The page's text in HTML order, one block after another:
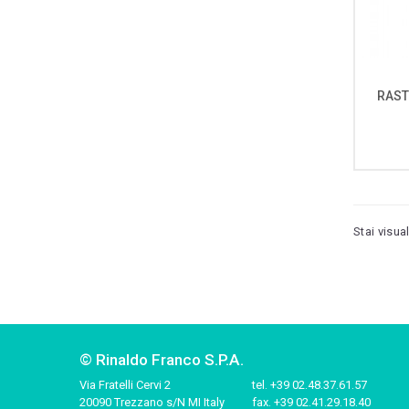
Stai
© Rinaldo Franco S.P.A.
Via Fratelli Cervi 2
20090 Trezzano s/N MI Italy
tel. +39 02.48.37.61.57
fax. +39 02.41.29.18.40